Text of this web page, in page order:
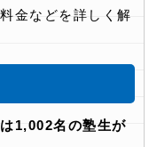
金などを詳しく解
1,002名の塾生が